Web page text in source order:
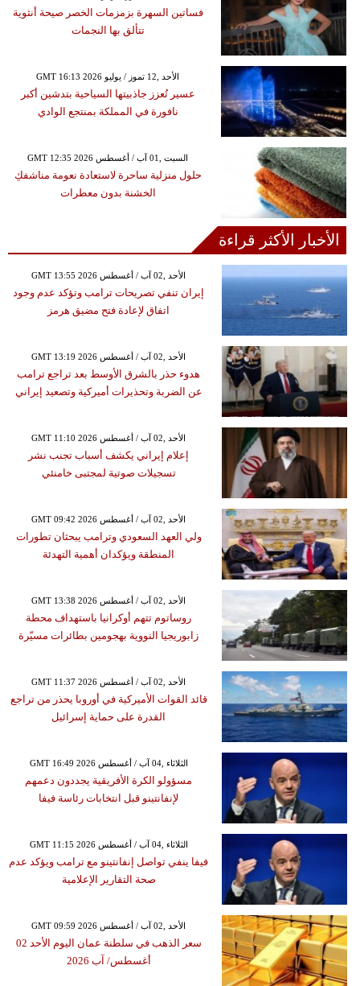
فساتين السهرة بزمزمات الخصر صيحة أنثوية
تتألق بها النجمات
GMT 16:13 2026 الأحد ,12 تموز / يوليو
عسير تُعزز جاذبيتها السياحية بتدشين أكبر
نافورة في المملكة بمنتجع الوادي
GMT 12:35 2026 السبت ,01 آب / أغسطس
حلول منزلية ساحرة لاستعادة نعومة مناشفكِ
الخشنة بدون معطرات
الأخبار الأكثر قراءة
GMT 13:55 2026 الأحد ,02 آب / أغسطس
إيران تنفي تصريحات ترامب وتؤكد عدم وجود
اتفاق لإعادة فتح مضيق هرمز
GMT 13:19 2026 الأحد ,02 آب / أغسطس
هدوء حذر بالشرق الأوسط بعد تراجع ترامب
عن الضربة وتحذيرات أميركية وتصعيد إيراني
GMT 11:10 2026 الأحد ,02 آب / أغسطس
إعلام إيراني يكشف أسباب تجنب نشر
تسجيلات صوتية لمجتبى خامنئي
GMT 09:42 2026 الأحد ,02 آب / أغسطس
ولي العهد السعودي وترامب يبحثان تطورات
المنطقة ويؤكدان أهمية التهدئة
GMT 13:38 2026 الأحد ,02 آب / أغسطس
روساتوم تتهم أوكرانيا باستهداف محطة
زابوريجيا النووية بهجومين بطائرات مسيّرة
GMT 11:37 2026 الأحد ,02 آب / أغسطس
قائد القوات الأميركية في أوروبا يحذر من تراجع
القدرة على حماية إسرائيل
GMT 16:49 2026 الثلاثاء ,04 آب / أغسطس
مسؤولو الكرة الأفريقية يجددون دعمهم
لإنفانتينو قبل انتخابات رئاسة فيفا
GMT 11:15 2026 الثلاثاء ,04 آب / أغسطس
فيفا ينفي تواصل إنفانتينو مع ترامب ويؤكد عدم
صحة التقارير الإعلامية
GMT 09:59 2026 الأحد ,02 آب / أغسطس
سعر الذهب في سلطنة عمان اليوم الأحد 02
أغسطس/ آب 2026